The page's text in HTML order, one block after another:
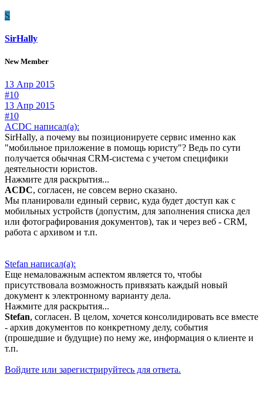
S
SirHally
New Member
13 Апр 2015
#10
13 Апр 2015
#10
ACDC написал(а):
SirHally, а почему вы позиционируете сервис именно как
"мобильное приложение в помощь юристу"? Ведь по сути
получается обычная CRM-система с учетом специфики
деятельности юристов.
Нажмите для раскрытия...
ACDC, согласен, не совсем верно сказано.
Мы планировали единый сервис, куда будет доступ как с
мобильных устройств (допустим, для заполнения списка дел
или фотографирования документов), так и через веб - CRM,
работа с архивом и т.п.
Stefan написал(а):
Еще немаловажным аспектом является то, чтобы
присутствовала возможность привязать каждый новый
документ к электронному варианту дела.
Нажмите для раскрытия...
Stefan, согласен. В целом, хочется консолидировать все вместе
- архив документов по конкретному делу, события
(прошедшие и будущие) по нему же, информация о клиенте и
т.п.
Войдите или зарегистрируйтесь для ответа.